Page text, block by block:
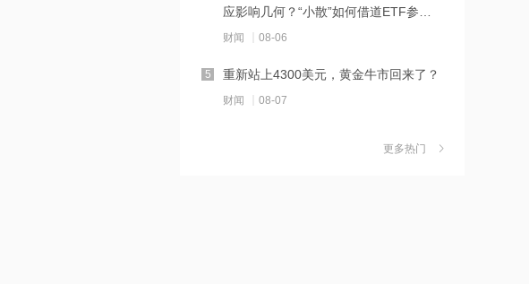
星光股份中标龙星控股总部泛光工程项
目
18:17
霍尔木兹海峡关闭致伊拉克石油出口骤
应影响几何？“小散”如何借道ETF参
与？
财闻 08-06
重新站上4300美元，黄金牛市回来了？
财闻 08-07
5
四成？公司回应：设备还在安装中，谈
更多热门